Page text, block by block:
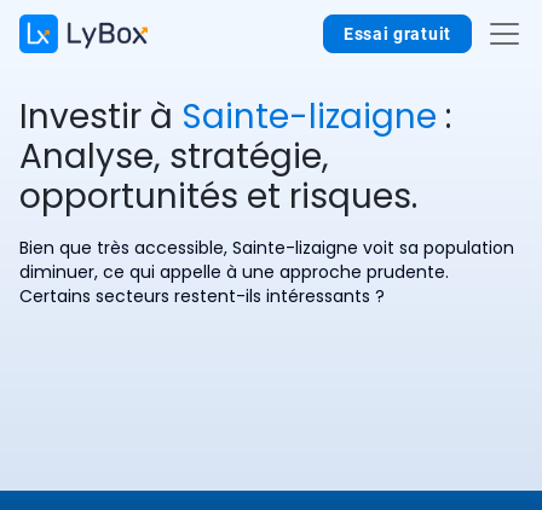
Essai gratuit
Investir à Sainte-lizaigne :
Analyse, stratégie,
opportunités et risques.
Bien que très accessible, Sainte-lizaigne voit sa population
diminuer, ce qui appelle à une approche prudente.
Certains secteurs restent-ils intéressants ?